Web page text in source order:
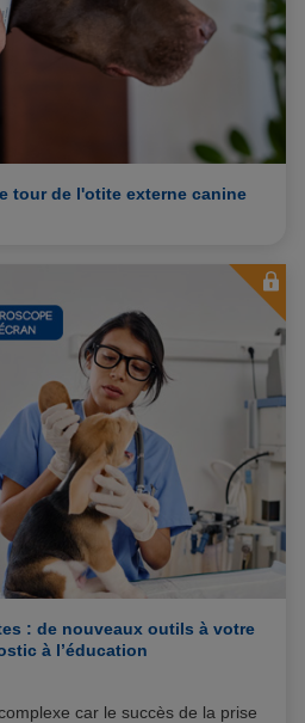
tour de l'otite externe canine
: de nouveaux outils à votre
à l’éducation
car le succès de la prise